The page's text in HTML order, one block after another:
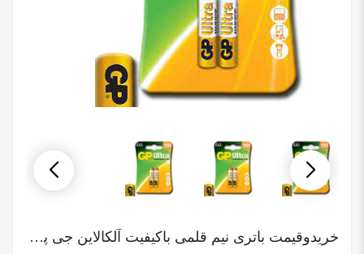
خریدوقیمت باتری نیم قلمی باکیفیت آلکالاین جی پیGP